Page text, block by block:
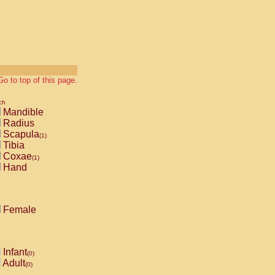
to top of this page.
Mandible
Radius
Scapula(1)
Tibia
Coxae(1)
Hand
Female
Infant(0)
Adult(0)